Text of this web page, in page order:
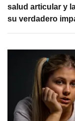
salud articular y
su verdadero